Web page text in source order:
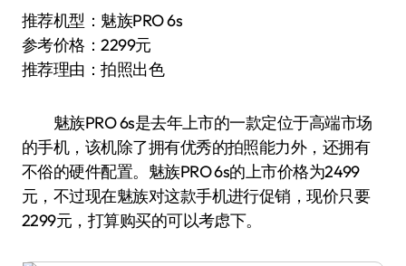
推荐机型：魅族PRO 6s
参考价格：2299元
推荐理由：拍照出色
魅族PRO 6s是去年上市的一款定位于高端市场
的手机，该机除了拥有优秀的拍照能力外，还拥有
不俗的硬件配置。魅族PRO 6s的上市价格为2499
元，不过现在魅族对这款手机进行促销，现价只要
2299元，打算购买的可以考虑下。